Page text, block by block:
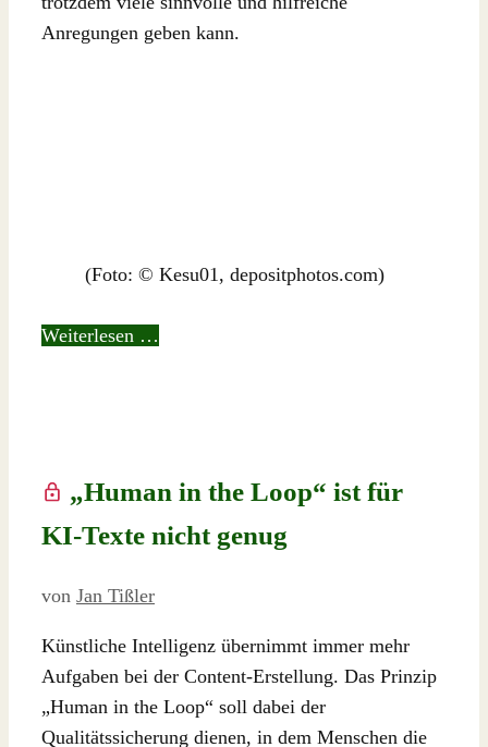
Anregungen geben kann.
(Foto: © Kesu01, depositphotos.com)
Weiterlesen …
„Human in the Loop“ ist für
KI-Texte nicht genug
von Jan Tißler
Künstliche Intelligenz übernimmt immer mehr
Aufgaben bei der Content-Erstellung. Das Prinzip
„Human in the Loop“ soll dabei der
Qualitätssicherung dienen, in dem Menschen die